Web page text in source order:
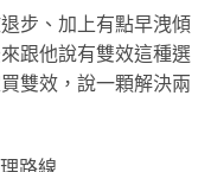
步、加上有點早洩傾
跟他說有雙效這種選
雙效，說一顆解決兩
路線